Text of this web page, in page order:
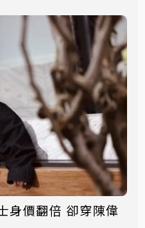
身價翻倍 卻穿陳偉